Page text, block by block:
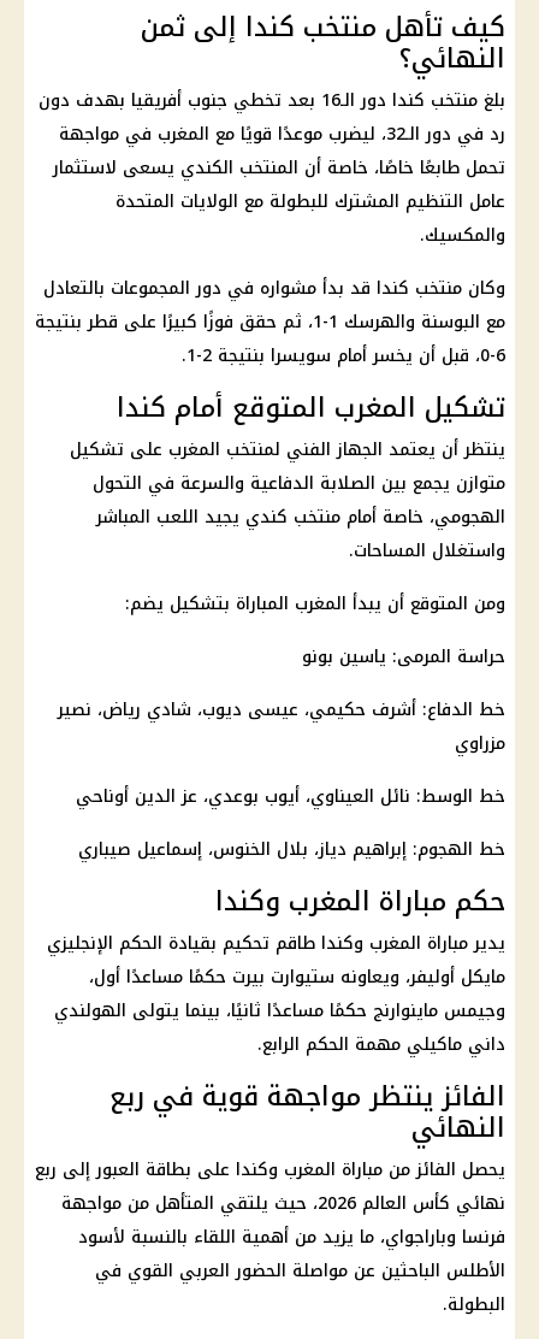
كيف تأهل منتخب كندا إلى ثمن
النهائي؟
بلغ منتخب كندا دور الـ16 بعد تخطي جنوب أفريقيا بهدف دون
رد في دور الـ32، ليضرب موعدًا قويًا مع المغرب في مواجهة
تحمل طابعًا خاصًا، خاصة أن المنتخب الكندي يسعى لاستثمار
عامل التنظيم المشترك للبطولة مع الولايات المتحدة
والمكسيك.
وكان منتخب كندا قد بدأ مشواره في دور المجموعات بالتعادل
مع البوسنة والهرسك 1-1، ثم حقق فوزًا كبيرًا على قطر بنتيجة
6-0، قبل أن يخسر أمام سويسرا بنتيجة 2-1.
تشكيل المغرب المتوقع أمام كندا
ينتظر أن يعتمد الجهاز الفني لمنتخب المغرب على تشكيل
متوازن يجمع بين الصلابة الدفاعية والسرعة في التحول
الهجومي، خاصة أمام منتخب كندي يجيد اللعب المباشر
واستغلال المساحات.
ومن المتوقع أن يبدأ المغرب المباراة بتشكيل يضم:
حراسة المرمى: ياسين بونو
خط الدفاع: أشرف حكيمي، عيسى ديوب، شادي رياض، نصير
مزراوي
خط الوسط: نائل العيناوي، أيوب بوعدي، عز الدين أوناحي
خط الهجوم: إبراهيم دياز، بلال الخنوس، إسماعيل صيباري
حكم مباراة المغرب وكندا
يدير مباراة المغرب وكندا طاقم تحكيم بقيادة الحكم الإنجليزي
مايكل أوليفر، ويعاونه ستيوارت بيرت حكمًا مساعدًا أول،
وجيمس ماينوارنج حكمًا مساعدًا ثانيًا، بينما يتولى الهولندي
داني ماكيلي مهمة الحكم الرابع.
الفائز ينتظر مواجهة قوية في ربع
النهائي
يحصل الفائز من مباراة المغرب وكندا على بطاقة العبور إلى ربع
نهائي كأس العالم 2026، حيث يلتقي المتأهل من مواجهة
فرنسا وباراجواي، ما يزيد من أهمية اللقاء بالنسبة لأسود
الأطلس الباحثين عن مواصلة الحضور العربي القوي في
البطولة.